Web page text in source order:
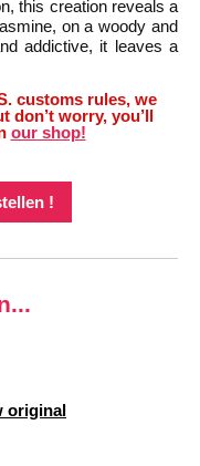
this creation reveals a
on a woody and
addictive, it leaves a
customs rules, we
don’t worry, you’ll
our shop!
!
original